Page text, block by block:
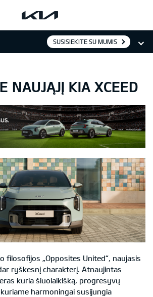
SUSISIEKITE SU MUMIS
NAUJĄJĮ KIA XCEED
filosofijos „Opposites United“, naujasis
ryškesnį charakterį. Atnaujintas
kuria šiuolaikišką, progresyvų
harmoningai susijungia